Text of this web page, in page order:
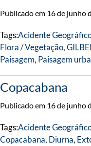
Publicado em 16 de junho
Tags:Acidente
Flora / Vegetação,
Paisagem, Paisagem
Copacabana
Publicado em 16 de junho
Tags:Acidente
Copacabana, Diurna,